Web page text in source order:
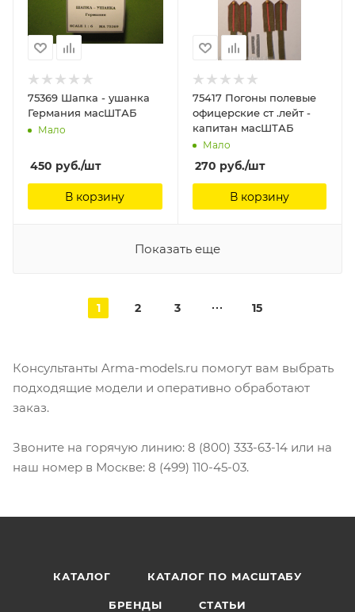
75369 Шапка - ушанка
Германия масШТАБ
Мало
450 руб./шт
В корзину
75417 Погоны полевые
офицерские ст .лейт -
капитан масШТАБ
Мало
270 руб./шт
В корзину
Показать еще
1 2 3 15
Консультанты Arma-models.ru помогут вам выбрать
подходящие модели и оперативно обработают
заказ.
Звоните на горячую линию: 8 (800) 333-63-14 или на
наш номер в Москве: 8 (499) 110-45-03.
КАТАЛОГ КАТАЛОГ ПО МАСШТАБУ
БРЕНДЫ СТАТЬИ